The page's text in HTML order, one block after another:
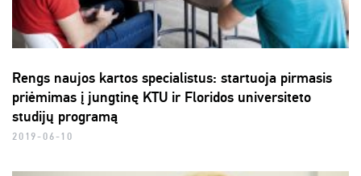
Rengs naujos kartos specialistus: startuoja pirmasis
priėmimas į jungtinę KTU ir Floridos universiteto
studijų programą
2019-06-10